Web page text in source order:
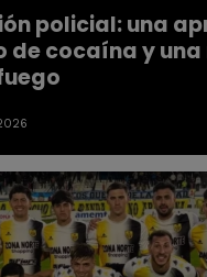
policial: una
de cocaína y